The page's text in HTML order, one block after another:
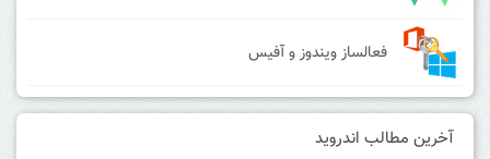
فعالساز ویندوز و آفیس
آخرین مطالب اندروید